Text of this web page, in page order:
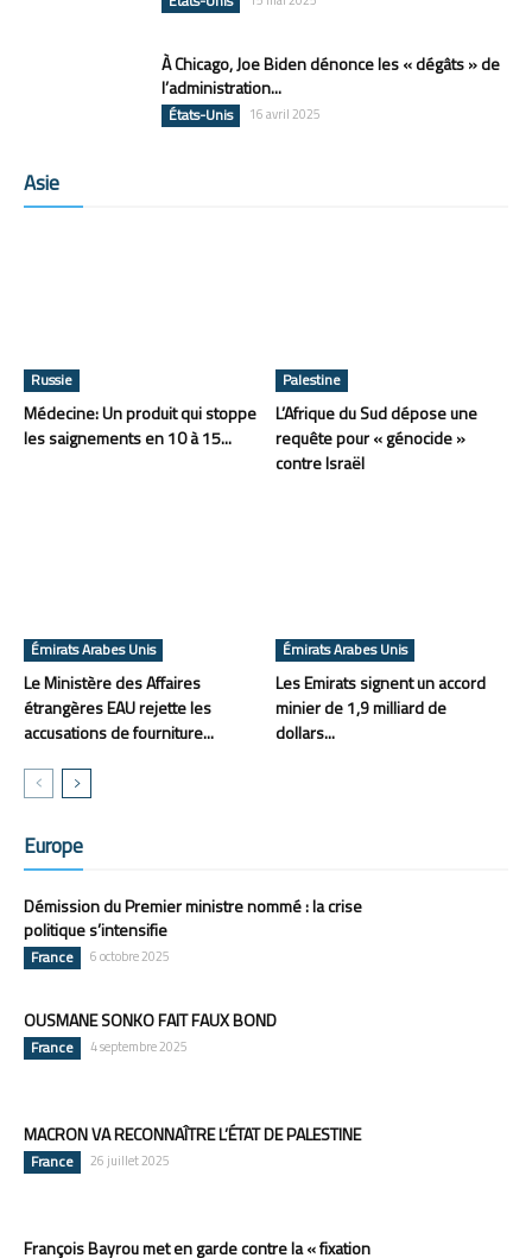
À Chicago, Joe Biden dénonce les « dégâts » de
l’administration...
États-Unis 16 avril 2025
Asie
Russie
Médecine: Un produit qui stoppe
les saignements en 10 à 15...
Palestine
L’Afrique du Sud dépose une
requête pour « génocide »
contre Israël
Émirats Arabes Unis
Le Ministère des Affaires
étrangères EAU rejette les
accusations de fourniture...
Émirats Arabes Unis
Les Emirats signent un accord
minier de 1,9 milliard de
dollars...
Europe
Démission du Premier ministre nommé : la crise
politique s’intensifie
France 6 octobre 2025
OUSMANE SONKO FAIT FAUX BOND
France 4 septembre 2025
MACRON VA RECONNAÎTRE L’ÉTAT DE PALESTINE
France 26 juillet 2025
François Bayrou met en garde contre la « fixation